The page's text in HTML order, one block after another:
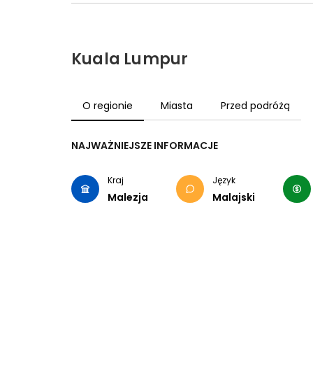
Kuala Lumpur
O regionie Miasta Przed podróżą
NAJWAŻNIEJSZE INFORMACJE
Kraj
Malezja
Język
Malajski